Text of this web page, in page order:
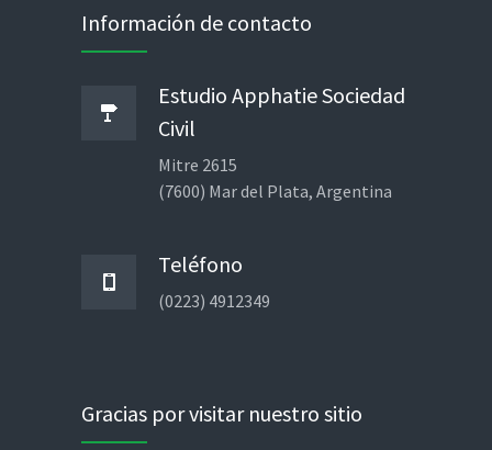
Información de contacto
Estudio Apphatie Sociedad
Civil
Mitre 2615
(7600) Mar del Plata, Argentina
Teléfono
(0223) 4912349
Gracias por visitar nuestro sitio